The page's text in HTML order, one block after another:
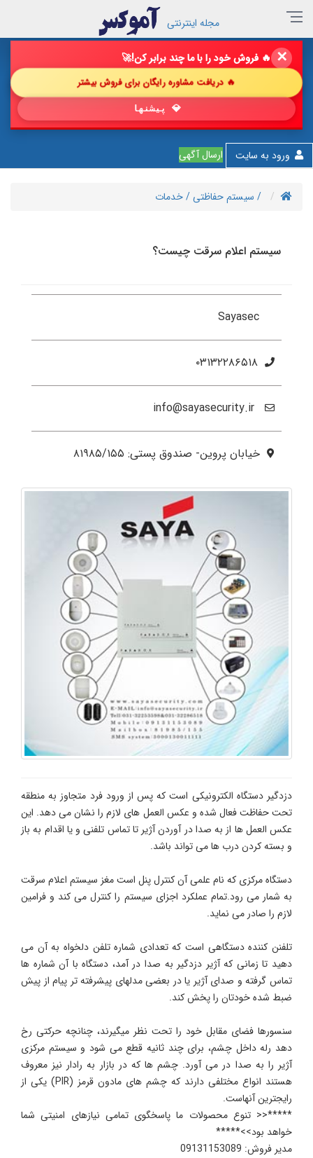
✕ 🔥 فروش خود را با ما چند برابر کن!🚀
🔥 دریافت مشاوره رایگان برای فروش بیشتر
💎 پیشنهاد شگفت‌انگی
ورود به سایت ارسال آگهی
مجله اینترنتی
/ سیستم حفاظتی/ خدمات
سیستم اعلام سرقت چیست؟
Sayasec
۰۳۱۳۲۲۸۶۵۱۸
خیابان پروین- صندوق پستی: ۸۱۹۸۵/۱۵۵
دزدگیر دستگاه الکترونیکی است که پس از ورود فرد متجاوز به منطقه
تحت حفاظت فعال شده و عکس العمل های لازم را نشان می دهد. این
عکس العمل ها از به صدا در آوردن آژیر تا تماس تلفنی و یا اقدام به باز
و بسته کردن درب ها می تواند باشد.
دستگاه مرکزی که نام علمی آن کنترل پنل است مغز سیستم اعلام سرقت
به شمار می رود.تمام عملکرد اجزای سیستم را کنترل می کند و فرامین
لازم را صادر می نماید.
تلفنن کننده دستگاهی است که تعدادی شماره تلفن دلخواه به آن می
دهید تا زمانی که آژیر دزدگیر به صدا در آمد، دستگاه با آن شماره ها
تماس گرفته و صدای آژیر یا در بعضی مدلهای پیشرفته تر پیام از پیش
ضبط شده خودتان را پخش کند.
سنسورها فضای مقابل خود را تحت نظر میگیرند، چنانچه حرکتی رخ
دهد رله داخل چشم، برای چند ثانیه قطع می شود و سیستم مرکزی
آژیر را به صدا در می آورد. چشم ها که در بازار به رادار نیز معروف
هستند انواع مختلفی دارند که چشم های مادون قرمز (PIR) یکی از
رایجترین آنهاست.
*****<< تنوع محصولات ما پاسخگوی تمامی نیازهای امنیتی شما
خواهد بود>>*****
مدیر فروش: 09131153089